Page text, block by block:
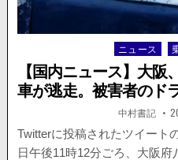
Posted
in
ニュース
【国内ニュース】大
車が逃走。被害者のド
著
者:
中村書記 掲
載
Twitterに投稿されたツイート
日午後11時12分ごろ、大阪